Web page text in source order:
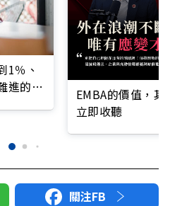
1％、
進的大
EMBA的價值，
立即收聽
關注FB